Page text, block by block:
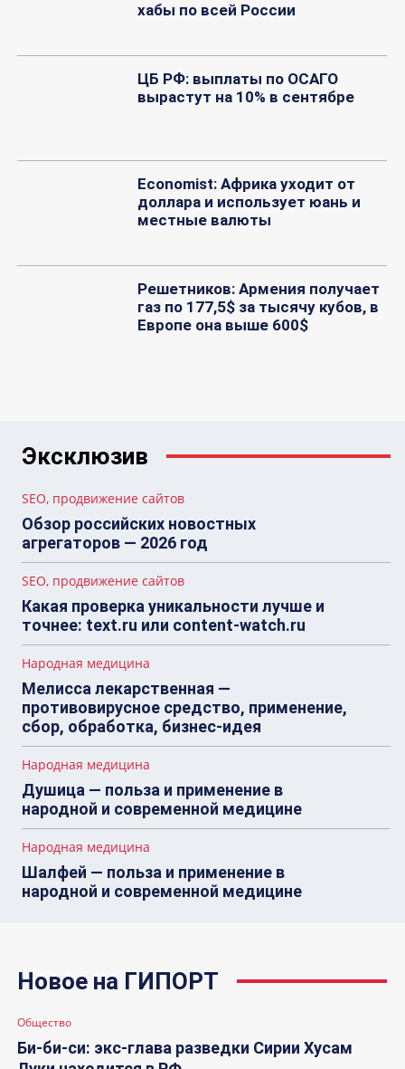
хабы по всей России
ЦБ РФ: выплаты по ОСАГО
вырастут на 10% в сентябре
Economist: Африка уходит от
доллара и использует юань и
местные валюты
Решетников: Армения получает
газ по 177,5$ за тысячу кубов, в
Европе она выше 600$
Эксклюзив
SEO, продвижение сайтов
Обзор российских новостных
агрегаторов — 2026 год
SEO, продвижение сайтов
Какая проверка уникальности лучше и
точнее: text.ru или content-watch.ru
Народная медицина
Мелисса лекарственная —
противовирусное средство, применение,
сбор, обработка, бизнес-идея
Народная медицина
Душица — польза и применение в
народной и современной медицине
Народная медицина
Шалфей — польза и применение в
народной и современной медицине
Новое на ГИПОРТ
Общество
Би-би-си: экс-глава разведки Сирии Хусам